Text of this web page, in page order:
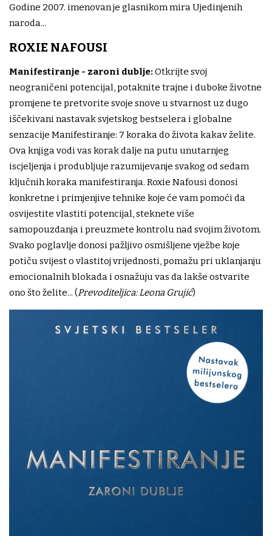
Godine 2007. imenovan je glasnikom mira Ujedinjenih
naroda...
ROXIE NAFOUSI
Manifestiranje - zaroni dublje: Otkrijte svoj
neograničeni potencijal, potaknite trajne i duboke životne
promjene te pretvorite svoje snove u stvarnost uz dugo
iščekivani nastavak svjetskog bestselera i globalne
senzacije Manifestiranje: 7 koraka do života kakav želite.
Ova knjiga vodi vas korak dalje na putu unutarnjeg
iscjeljenja i produbljuje razumijevanje svakog od sedam
ključnih koraka manifestiranja. Roxie Nafousi donosi
konkretne i primjenjive tehnike koje će vam pomoći da
osvijestite vlastiti potencijal, steknete više
samopouzdanja i preuzmete kontrolu nad svojim životom.
Svako poglavlje donosi pažljivo osmišljene vježbe koje
potiču svijest o vlastitoj vrijednosti, pomažu pri uklanjanju
emocionalnih blokada i osnažuju vas da lakše ostvarite
ono što želite... (Prevoditeljica: Leona Grujić)